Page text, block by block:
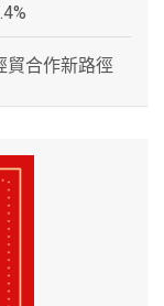
貿合作新路徑